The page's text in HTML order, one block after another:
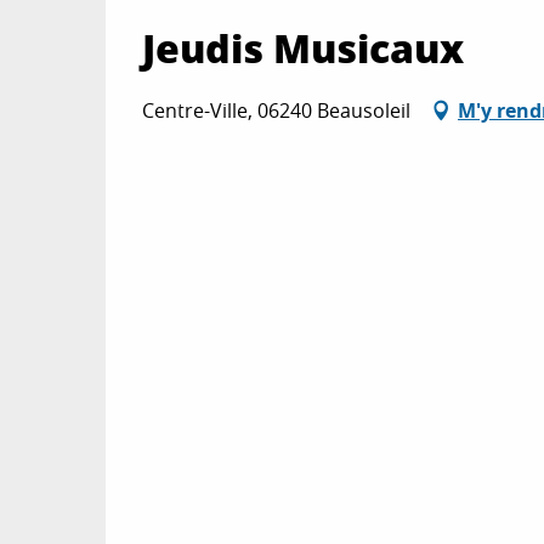
Jeudis Musicaux
Centre-Ville, 06240 Beausoleil M'y